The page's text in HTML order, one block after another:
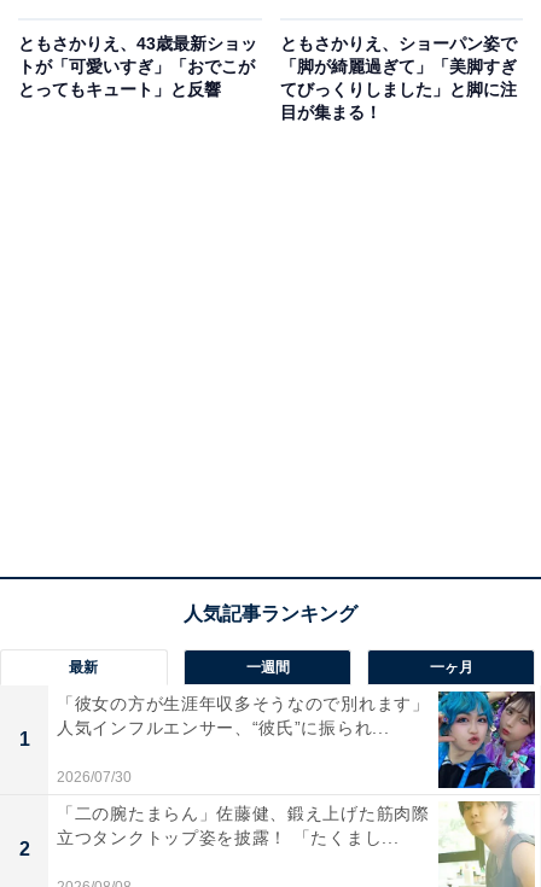
ともさかりえ、43歳最新ショッ
トが「可愛いすぎ」「おでこが
とってもキュート」と反響
ともさかりえ、ショーパン姿で
「脚が綺麗過ぎて」「美脚すぎ
てびっくりしました」と脚に注
目が集まる！
最新 一週間 一ヶ月
1
「彼女の方が生涯年収多そうなので別れます」
人気インフルエンサー、“彼氏”に振られ...
2026/07/30
2
「二の腕たまらん」佐藤健、鍛え上げた筋肉際
立つタンクトップ姿を披露！ 「たくまし...